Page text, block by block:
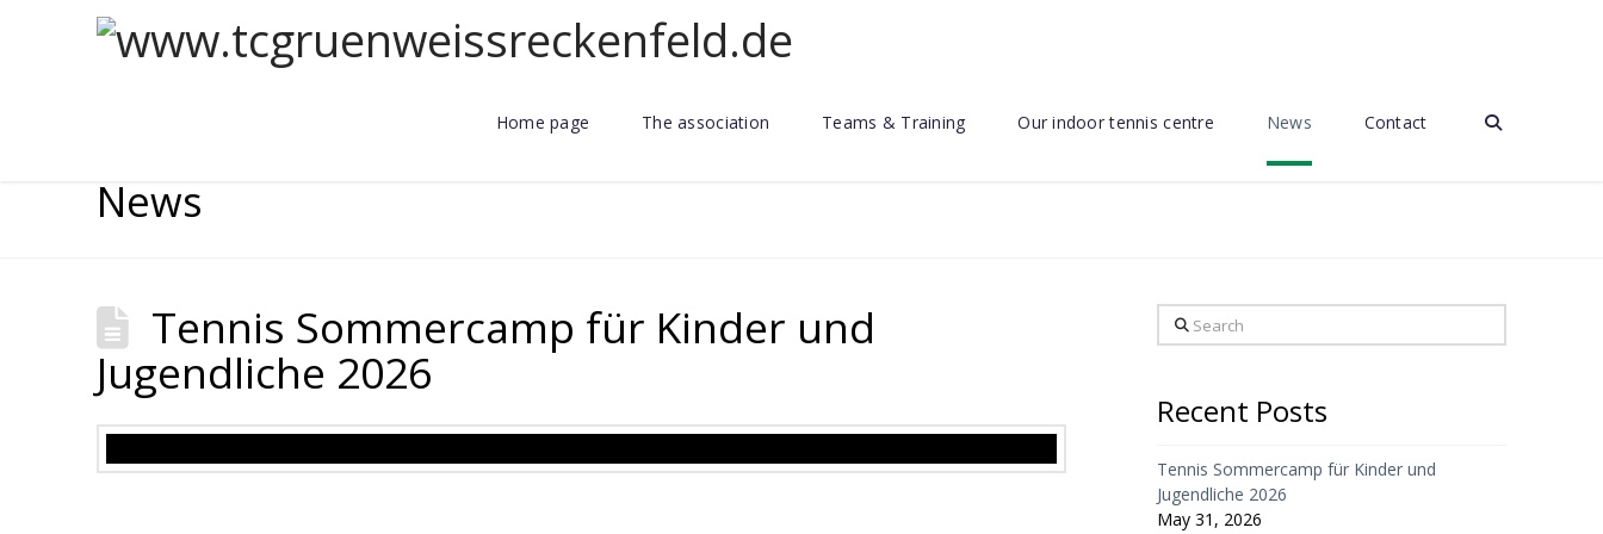
Home page The association Teams & Training Our indoor tennis centre News Contact
News
Tennis Sommercamp für Kinder und
Jugendliche 2026
Search
Recent Posts
Tennis Sommercamp für Kinder und
Jugendliche 2026
May 31, 2026